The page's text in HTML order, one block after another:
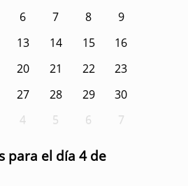
6 7 8
9
13 14 15
16
20 21 22
23
27 28 29
30
4 5 6 7
para el día 4 de